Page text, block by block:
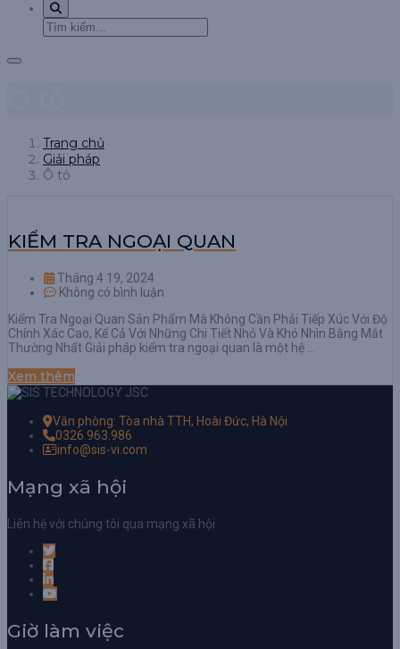
Trang chủ
Giải pháp
Ô tô
KIỂM TRA NGOẠI QUAN
Tháng 4 19, 2024
Không có bình luận
Kiểm Tra Ngoại Quan Sản Phẩm Mà Không Cần Phải Tiếp Xúc Với Độ
Chính Xác Cao, Kể Cả Với Những Chi Tiết Nhỏ Và Khó Nhìn Bằng Mắt
Thường Nhất Giải pháp kiểm tra ngoại quan là một hệ …
Xem thêm
Văn phòng: Tòa nhà TTH, Hoài Đức, Hà Nội
0326.963.986
info@sis-vi.com
Mạng xã hội
Liên hệ với chúng tôi qua mạng xã hội
Giờ làm việc